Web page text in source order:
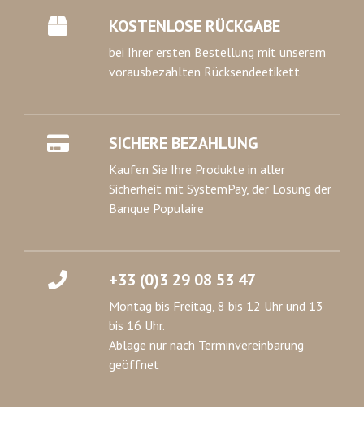
KOSTENLOSE RÜCKGABE
bei Ihrer ersten Bestellung mit unserem
vorausbezahlten Rücksendeetikett
SICHERE BEZAHLUNG
Kaufen Sie Ihre Produkte in aller
Sicherheit mit SystemPay, der Lösung der
Banque Populaire
+33 (0)3 29 08 53 47
Montag bis Freitag, 8 bis 12 Uhr und 13
bis 16 Uhr.
Ablage nur nach Terminvereinbarung
geöffnet